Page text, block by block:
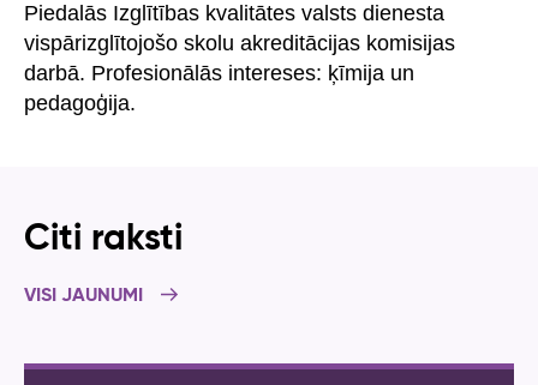
Piedalās Izglītības kvalitātes valsts dienesta
vispārizglītojošo skolu akreditācijas komisijas
darbā. Profesionālās intereses: ķīmija un
pedagoģija.
Citi raksti
VISI JAUNUMI